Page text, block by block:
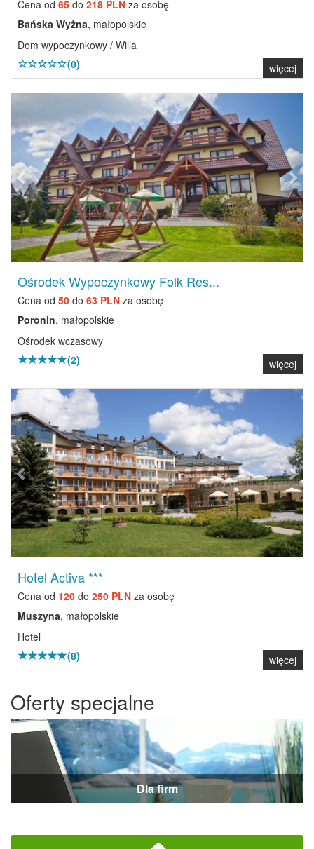
Cena od 65 do 218 PLN za osobę
Bańska Wyżna, małopolskie
Dom wypoczynkowy / Willa
(0)
więcej
Ośrodek Wypoczynkowy Folk Res...
Cena od 50 do 63 PLN za osobę
Poronin, małopolskie
Ośrodek wczasowy
(2)
więcej
Previous Next
Hotel Activa ***
Cena od 120 do 250 PLN za osobę
Muszyna, małopolskie
Hotel
(8)
więcej
Oferty specjalne
Dla firm